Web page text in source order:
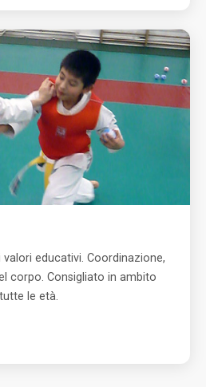
educativi. Coordinazione,
corpo. Consigliato in ambito
le età.